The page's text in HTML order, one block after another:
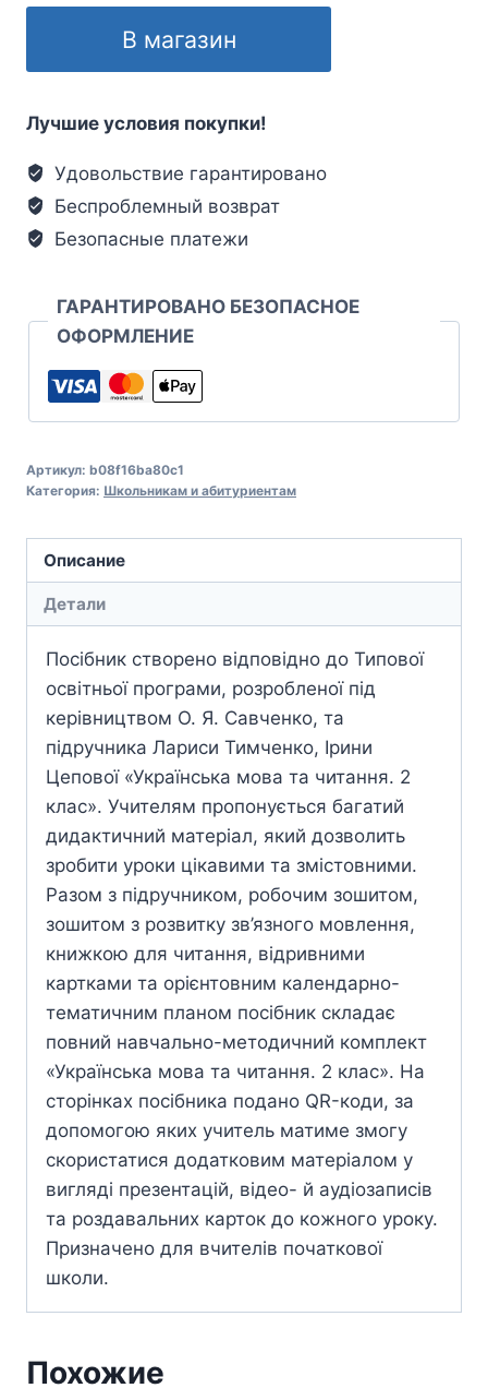
В магазин
Лучшие условия покупки!
Удовольствие гарантировано
Беспроблемный возврат
Безопасные платежи
ГАРАНТИРОВАНО БЕЗОПАСНОЕ
ОФОРМЛЕНИЕ
Артикул: b08f16ba80c1
Категория: Школьникам и абитуриентам
Описание
Детали
Посібник створено відповідно до Типової
освітньої програми, розробленої під
керівництвом О. Я. Савченко, та
підручника Лариси Тимченко, Ірини
Цепової «Українська мова та читання. 2
клас». Учителям пропонується багатий
дидактичний матеріал, який дозволить
зробити уроки цікавими та змістовними.
Разом з підручником, робочим зошитом,
зошитом з розвитку зв’язного мовлення,
книжкою для читання, відривними
картками та орієнтовним календарно-
тематичним планом посібник складає
повний навчально-методичний комплект
«Українська мова та читання. 2 клас». На
сторінках посібника подано QR-коди, за
допомогою яких учитель матиме змогу
скористатися додатковим матеріалом у
вигляді презентацій, відео- й аудіозаписів
та роздавальних карток до кожного уроку.
Призначено для вчителів початкової
школи.
Похожие